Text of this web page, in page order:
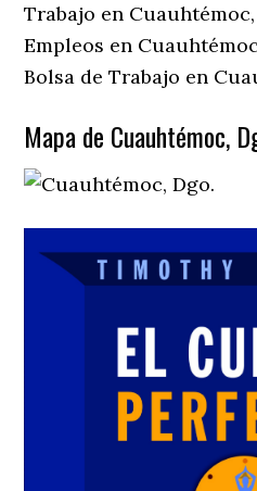
Trabajo en
Empleos en
Bolsa de Trabajo en
Mapa de Cuauhtémoc,